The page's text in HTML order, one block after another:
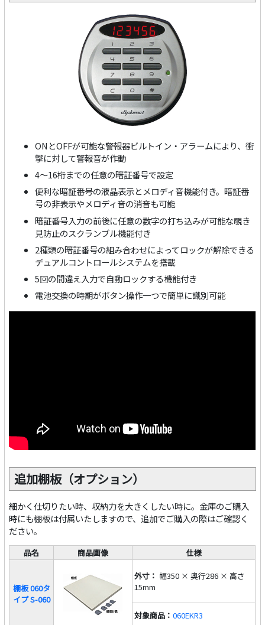
ONとOFFが可能な警報器ビルトイン・アラームにより、衝
撃に対して警報音が作動
4～16桁までの任意の暗証番号で設定
便利な暗証番号の液晶表示とメロディ音機能付き。暗証番
号の非表示やメロディ音の消音も可能
暗証番号入力の前後に任意の数字の打ち込みが可能な覗き
見防止のスクランブル機能付き
2種類の暗証番号の組み合わせによってロックが解除できる
デュアルコントロールシステムを搭載
5回の間違え入力で自動ロックする機能付き
電池交換の時期がボタン操作一つで簡単に識別可能
追加棚板（オプション）
細かく仕切りたい時、収納力を大きくしたい時に。金庫のご購入
時にも棚板は付属いたしますので、追加でご購入の際はご確認く
ださい。
品名 商品画像 仕様
棚板 060タ
イプ S-060
外寸： 幅350 × 奥行286 × 高さ
15mm
対象商品：060EKR3